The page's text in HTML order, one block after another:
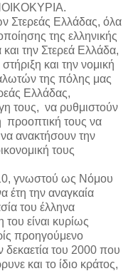
Στερεάς Ελλάδας, όλα
της ελληνικής
και την Στερεά Ελλάδα,
και την νομική
της πόλης μας
Ελλάδας,
τους, να ρυθμιστούν
προοπτική τους να
ανακτήσουν την
τους
γνωστού ως Νόμου
έτη την αναγκαία
του έλληνα
είναι κυρίως
προηγούμενο
δεκαετία του 2000 που
και το ίδιο κράτος,